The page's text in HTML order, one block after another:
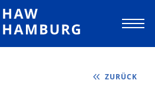
für Angewandte
ZURÜCK